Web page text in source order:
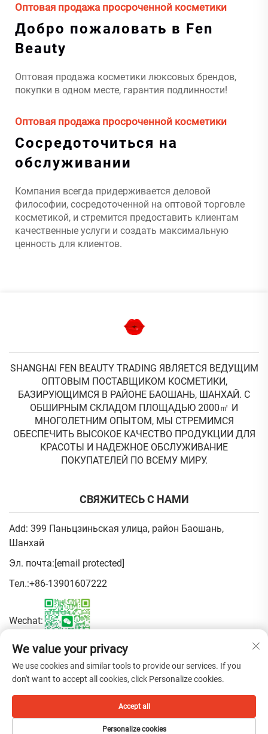
Оптовая продажа просроченной косметики
Добро пожаловать в Fen
Beauty
Оптовая продажа косметики люксовых брендов,
покупки в одном месте, гарантия подлинности!
Оптовая продажа просроченной косметики
Сосредоточиться на
обслуживании
Компания всегда придерживается деловой
философии, сосредоточенной на оптовой торговле
косметикой, и стремится предоставить клиентам
качественные услуги и создать максимальную
ценность для клиентов.
SHANGHAI FEN BEAUTY TRADING ЯВЛЯЕТСЯ ВЕДУЩИМ
ОПТОВЫМ ПОСТАВЩИКОМ КОСМЕТИКИ,
БАЗИРУЮЩИМСЯ В РАЙОНЕ БАОШАНЬ, ШАНХАЙ. С
ОБШИРНЫМ СКЛАДОМ ПЛОЩАДЬЮ 2000㎡ И
МНОГОЛЕТНИМ ОПЫТОМ, МЫ СТРЕМИМСЯ
ОБЕСПЕЧИТЬ ВЫСОКОЕ КАЧЕСТВО ПРОДУКЦИИ ДЛЯ
КРАСОТЫ И НАДЕЖНОЕ ОБСЛУЖИВАНИЕ
ПОКУПАТЕЛЕЙ ПО ВСЕМУ МИРУ.
СВЯЖИТЕСЬ С НАМИ
Add: 399 Паньцзиньская улица, район Баошань,
Шанхай
Эл. почта:[email protected]
Тел.:+86-13901607222
Wechat:
Политика конфиденциальности
защищены.
We value your privacy
We use cookies and similar tools to provide our services. If you
don't want to accept all cookies, click Personalize cookies.
Personalize cookies
Accept all